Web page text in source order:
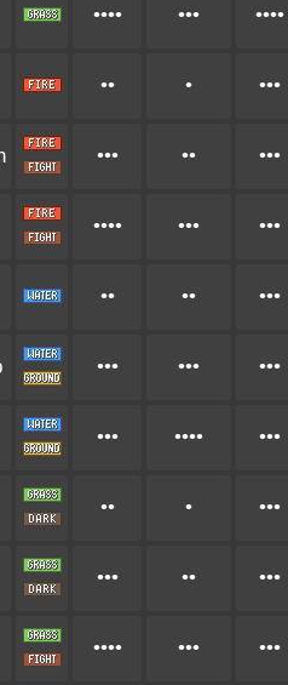
•••• ••• ••••
•• • •••
••• •• •••
•••• ••• •••
•• •• •••
••• ••• •••
••• •••• •••
•• • •••
••• •• •••
•••• ••• •••